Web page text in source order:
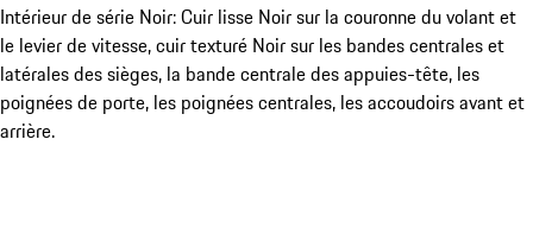
Intérieur de série Noir: Cuir lisse Noir sur la couronne du volant et
le levier de vitesse, cuir texturé Noir sur les bandes centrales et
latérales des sièges, la bande centrale des appuies-tête, les
poignées de porte, les poignées centrales, les accoudoirs avant et
arrière.